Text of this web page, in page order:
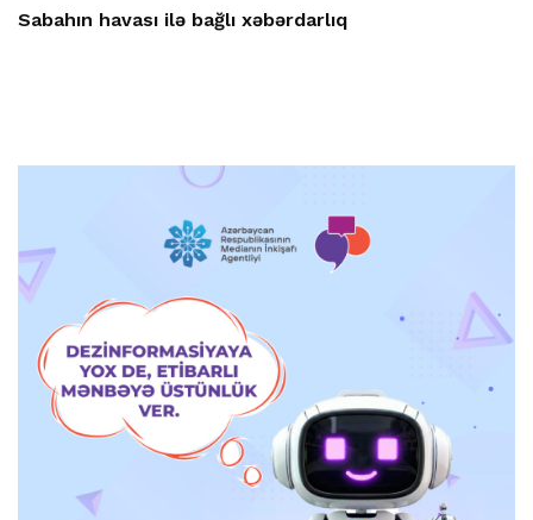
Sabahın havası ilə bağlı xəbərdarlıq